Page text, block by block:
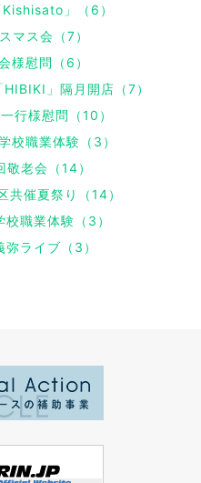
」（6）
マス会（7）
様慰問（6）
」隔月開店（7）
行様慰問（10）
校職業体験（3）
老会（14）
催夏祭り（14）
職業体験（3）
ライブ（3）